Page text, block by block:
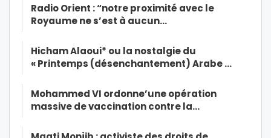
Radio Orient : “notre proximité avec le
Royaume ne s’est à aucun…
Hicham Alaoui* ou la nostalgie du
« Printemps (désenchantement) Arabe …
Mohammed VI ordonne’une opération
massive de vaccination contre la…